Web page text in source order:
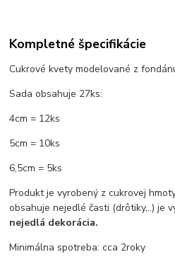
Kompletné špecifikácie
Cukrové kvety modelované z
Sada obsahuje 27ks:
4cm = 12ks
5cm = 10ks
6,5cm = 5ks
Produkt je vyrobený z cukrovej
obsahuje nejedlé časti (drôtiky,..) je
nejedlá dekorácia.
Minimálna spotreba: cca 2roky